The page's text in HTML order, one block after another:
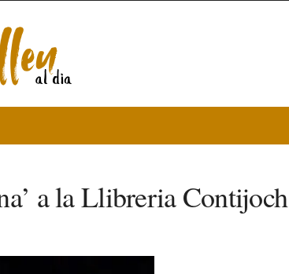
a la Llibreria Contijoch